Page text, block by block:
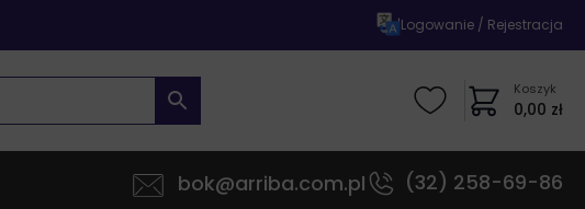
|Logowanie / Rejestracja
Koszyk
0,00 zł
bok@arriba.com.pl (32) 258-69-86